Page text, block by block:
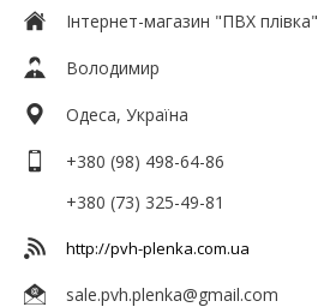
Інтернет-магазин "ПВХ плівка"
Володимир
Одеса, Україна
+380 (98) 498-64-86
+380 (73) 325-49-81
http://pvh-plenka.com.ua
sale.pvh.plenka@gmail.com